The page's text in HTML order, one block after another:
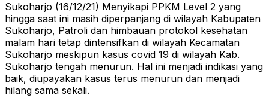
Sukoharjo (16/12/21) Menyikapi PPKM Level 2 yang
hingga saat ini masih diperpanjang di wilayah Kabupaten
Sukoharjo, Patroli dan himbauan protokol kesehatan
malam hari tetap dintensifkan di wilayah Kecamatan
Sukoharjo meskipun kasus covid 19 di wilayah Kab.
Sukoharjo tengah menurun. Hal ini menjadi indikasi yang
baik, diupayakan kasus terus menurun dan menjadi
hilang sama sekali.